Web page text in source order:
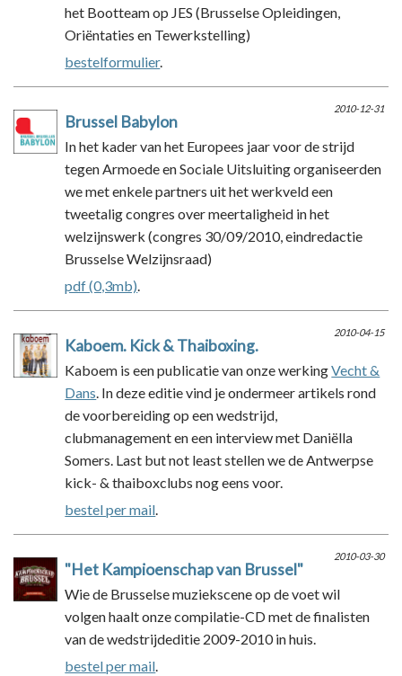
het Bootteam op JES (Brusselse Opleidingen,
Oriëntaties en Tewerkstelling)
bestelformulier.
2010-12-31
Brussel Babylon
In het kader van het Europees jaar voor de strijd
tegen Armoede en Sociale Uitsluiting organiseerden
we met enkele partners uit het werkveld een
tweetalig congres over meertaligheid in het
welzijnswerk (congres 30/09/2010, eindredactie
Brusselse Welzijnsraad)
pdf (0,3mb).
2010-04-15
Kaboem. Kick & Thaiboxing.
Kaboem is een publicatie van onze werkingVecht &
Dans. In deze editie vind je ondermeer artikels rond
de voorbereiding op een wedstrijd,
clubmanagement en een interview met Daniëlla
Somers. Last but not least stellen we de Antwerpse
kick- & thaiboxclubs nog eens voor.
bestel per mail.
2010-03-30
"Het Kampioenschap van Brussel"
Wie de Brusselse muziekscene op de voet wil
volgen haalt onze compilatie-CD met de finalisten
van de wedstrijdeditie 2009-2010 in huis.
bestel per mail.